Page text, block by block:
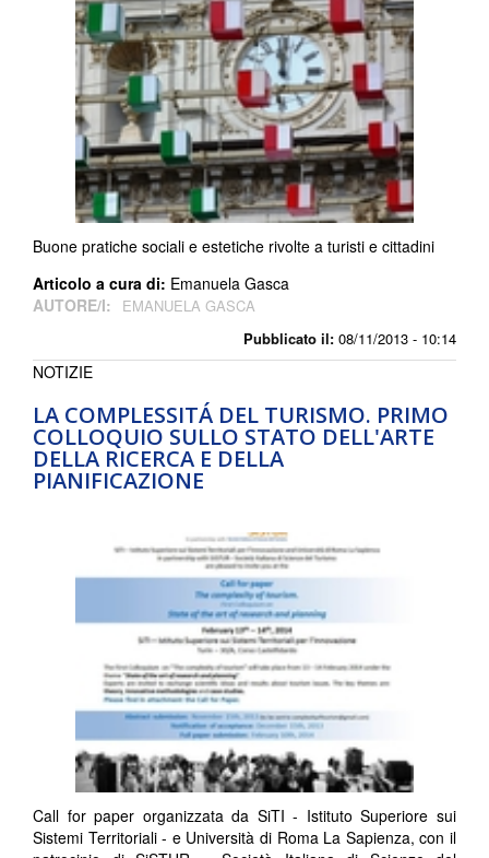
Pubblicato il: 08/11/2013 - 10:14
Buone pratiche sociali e estetiche rivolte a turisti e cittadini
Articolo a cura di: Emanuela Gasca
AUTORE/I:
EMANUELA GASCA
LA COMPLESSITÁ DEL TURISMO. PRIMO
COLLOQUIO SULLO STATO DELL'ARTE
DELLA RICERCA E DELLA
PIANIFICAZIONE
NOTIZIE
Call for paper organizzata da SiTI - Istituto Superiore sui
Sistemi Territoriali - e Università di Roma La Sapienza, con il